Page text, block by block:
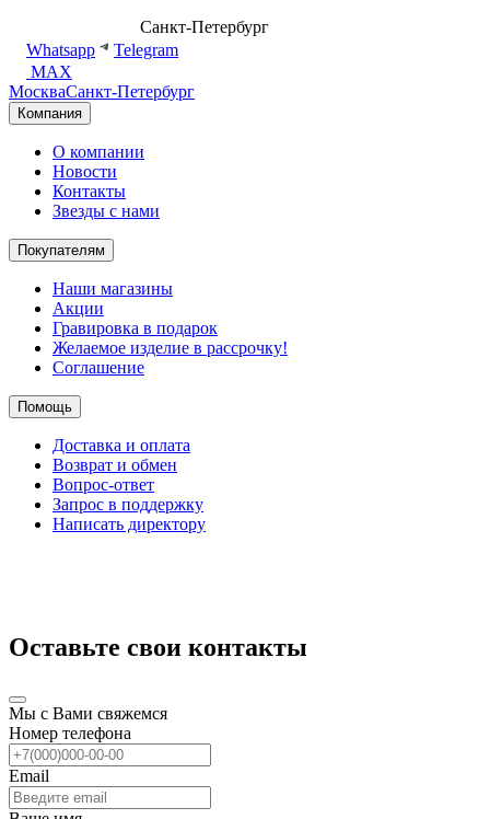
Санкт-Петербург
Whatsapp
Telegram
MAX
МоскваСанкт-Петербург
Компания
О компании
Новости
Контакты
Звезды с нами
Покупателям
Наши магазины
Акции
Гравировка в подарок
Желаемое изделие в рассрочку!
Соглашение
Помощь
Доставка и оплата
Возврат и обмен
Вопрос-ответ
Запрос в поддержку
Написать директору
Оставьте свои контакты
Мы с Вами свяжемся
Номер телефона
Email